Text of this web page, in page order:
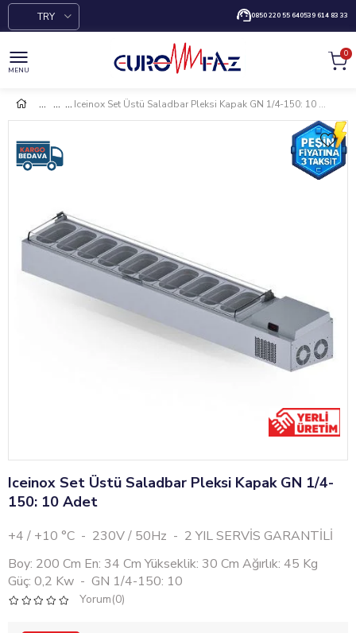
0850 220 55 640539 614 83 33
TRY
MENU
0
Iceinox Set Üstü Saladbar Pleksi Kapak GN 1/4-150: 10 Adet
Iceinox Set Üstü Saladbar Pleksi Kapak GN 1/4-
150: 10 Adet
+4 / +10 °C - 230V / 50Hz - 2 YIL SERVİS GARANTİLİ
Boy: 200 Cm En: 34 Cm Yükseklik: 30 Cm Ağırlık: 45 Kg
Güç: 0,2 Kw - GN 1/4-150: 10
Yorum(0)